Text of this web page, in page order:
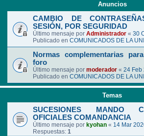
Anuncios
CAMBIO DE
SESIÓN, POR SEGURIDAD
Último mensaje por Administrador « 30
Publicado en COMUNICADOS DE LA
Normas complementarias
foro
Último mensaje por moderador « 24 Feb
Publicado en COMUNICADOS DE LA
Temas
SUCESIONES MANDO
OFICIALES COMANDANCIA
Último mensaje por kyohan « 14 Mar
Respuestas: 1